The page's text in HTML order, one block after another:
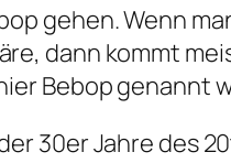
gehen. Wenn
dann kommt
Bebop
30er Jahre des